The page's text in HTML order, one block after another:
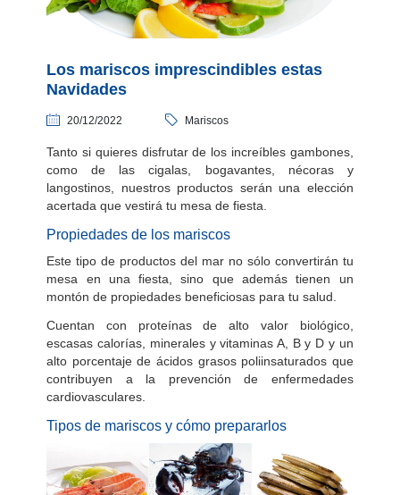
Los mariscos imprescindibles estas
Navidades
20/12/2022 Mariscos
Tanto si quieres disfrutar de los increíbles gambones,
como de las cigalas, bogavantes, nécoras y
langostinos, nuestros productos serán una elección
acertada que vestirá tu mesa de fiesta.
Propiedades de los mariscos
Este tipo de productos del mar no sólo convertirán tu
mesa en una fiesta, sino que además tienen un
montón de propiedades beneficiosas para tu salud.
Cuentan con proteínas de alto valor biológico,
escasas calorías, minerales y vitaminas A, B y D y un
alto porcentaje de ácidos grasos poliinsaturados que
contribuyen a la prevención de enfermedades
cardiovasculares.
Tipos de mariscos y cómo prepararlos